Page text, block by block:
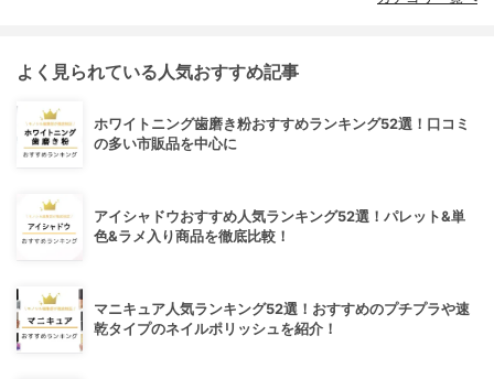
よく見られている人気おすすめ記事
ホワイトニング歯磨き粉おすすめランキング52選！口コミ
の多い市販品を中心に
アイシャドウおすすめ人気ランキング52選！パレット&単
色&ラメ入り商品を徹底比較！
マニキュア人気ランキング52選！おすすめのプチプラや速
乾タイプのネイルポリッシュを紹介！